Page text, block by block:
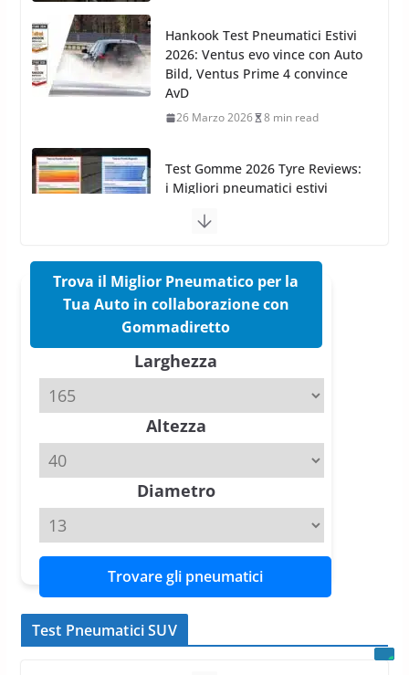
Test Gomme 2026 Tyre Reviews:
i Migliori pneumatici estivi
sportivi a confronto
Pirelli Cinturato 2026: due
confermano il salto tecnico del
Pirelli P Zero Trofeo RS: per
slick da battere
Michelin Pilot Sport 4 S – Test
su Range Rover Sport D350 HST
11 Aprile 2026 15 min read
Trova il Miglior Pneumatico per la
Tua Auto in collaborazione con
Gommadiretto
Larghezza
Altezza
Diametro
Trovare gli pneumatici
Test Pneumatici SUV